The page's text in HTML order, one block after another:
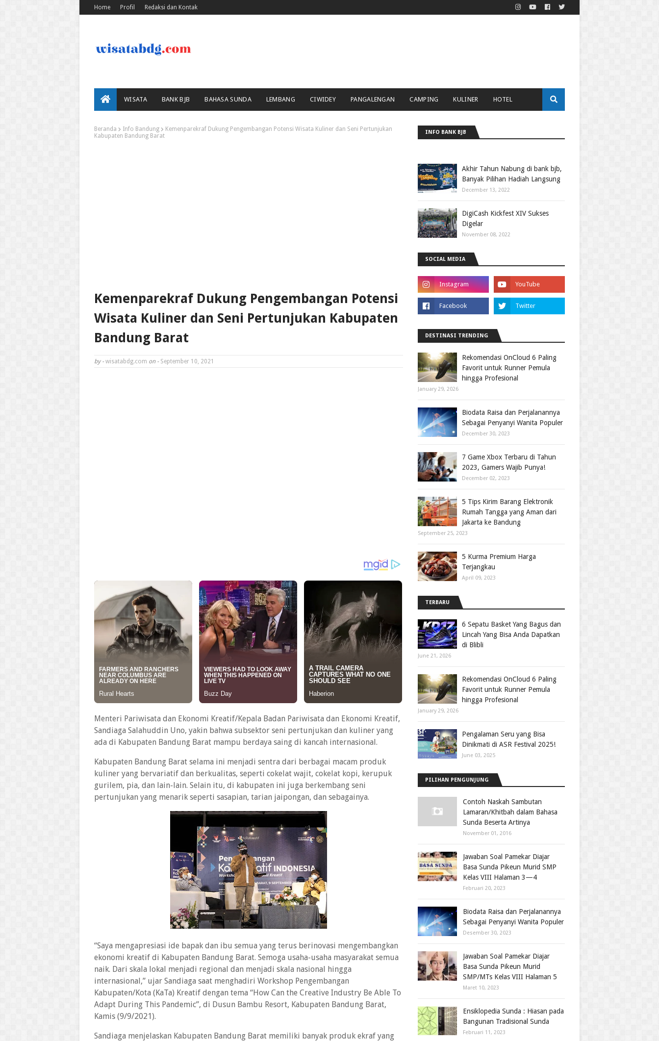
Home Profil Redaksi dan Kontak
WISATA BANK BJB BAHASA SUNDA LEMBANG CIWIDEY PANGALENGAN CAMPING KULINER HOTEL
Beranda Info Bandung
Kemenparekraf Dukung Pengembangan Potensi Wisata Kuliner dan Seni Pertunjukan
Kabupaten Bandung Barat
Kemenparekraf Dukung Pengembangan Potensi
Wisata Kuliner dan Seni Pertunjukan Kabupaten
Bandung Barat
by - wisatabdg.com on - September 10, 2021
Menteri Pariwisata dan Ekonomi Kreatif/Kepala Badan Pariwisata dan Ekonomi Kreatif,
Sandiaga Salahuddin Uno, yakin bahwa subsektor seni pertunjukan dan kuliner yang
ada di Kabupaten Bandung Barat mampu berdaya saing di kancah internasional.
Kabupaten Bandung Barat selama ini menjadi sentra dari berbagai macam produk
kuliner yang bervariatif dan berkualitas, seperti cokelat wajit, cokelat kopi, kerupuk
gurilem, pia, dan lain-lain. Selain itu, di kabupaten ini juga berkembang seni
pertunjukan yang menarik seperti sasapian, tarian jaipongan, dan sebagainya.
“Saya mengapresiasi ide bapak dan ibu semua yang terus berinovasi mengembangkan
ekonomi kreatif di Kabupaten Bandung Barat. Semoga usaha-usaha masyarakat semua
naik. Dari skala lokal menjadi regional dan menjadi skala nasional hingga
internasional,” ujar Sandiaga saat menghadiri Workshop Pengembangan
Kabupaten/Kota (KaTa) Kreatif dengan tema “How Can the Creative Industry Be Able To
Adapt During This Pandemic”, di Dusun Bambu Resort, Kabupaten Bandung Barat,
Kamis (9/9/2021).
Sandiaga menjelaskan Kabupaten Bandung Barat memiliki banyak produk ekraf yang
INFO BANK BJB
Akhir Tahun Nabung di bank bjb,
Banyak Pilihan Hadiah Langsung
December 13, 2022
DigiCash Kickfest XIV Sukses
Digelar
November 08, 2022
SOCIAL MEDIA
DESTINASI TRENDING
Rekomendasi OnCloud 6 Paling
Favorit untuk Runner Pemula
hingga Profesional
January 29, 2026
Biodata Raisa dan Perjalanannya
Sebagai Penyanyi Wanita Populer
December 30, 2023
7 Game Xbox Terbaru di Tahun
2023, Gamers Wajib Punya!
December 02, 2023
5 Tips Kirim Barang Elektronik
Rumah Tangga yang Aman dari
Jakarta ke Bandung
September 25, 2023
5 Kurma Premium Harga
Terjangkau
April 09, 2023
TERBARU
6 Sepatu Basket Yang Bagus dan
Lincah Yang Bisa Anda Dapatkan
di Blibli
June 21, 2026
Rekomendasi OnCloud 6 Paling
Favorit untuk Runner Pemula
hingga Profesional
January 29, 2026
Pengalaman Seru yang Bisa
Dinikmati di ASR Festival 2025!
June 03, 2025
PILIHAN PENGUNJUNG
Contoh Naskah Sambutan
Lamaran/Khitbah dalam Bahasa
Sunda Beserta Artinya
November 01, 2016
Jawaban Soal Pamekar Diajar
Basa Sunda Pikeun Murid SMP
Kelas VIII Halaman 3—4
Februari 20, 2023
Biodata Raisa dan Perjalanannya
Sebagai Penyanyi Wanita Populer
Desember 30, 2023
Jawaban Soal Pamekar Diajar
Basa Sunda Pikeun Murid
SMP/MTs Kelas VIII Halaman 5
Maret 10, 2023
Ensiklopedia Sunda : Hiasan pada
Bangunan Tradisional Sunda
Februari 11, 2023